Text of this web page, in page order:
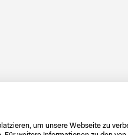
um unsere Webseite zu